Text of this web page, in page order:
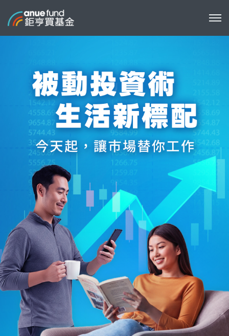
如何開始
指數基金的特色
連結基金的優勢
被動投資再升級
選擇鉅亨買基金
立即 開戶
複製
分享